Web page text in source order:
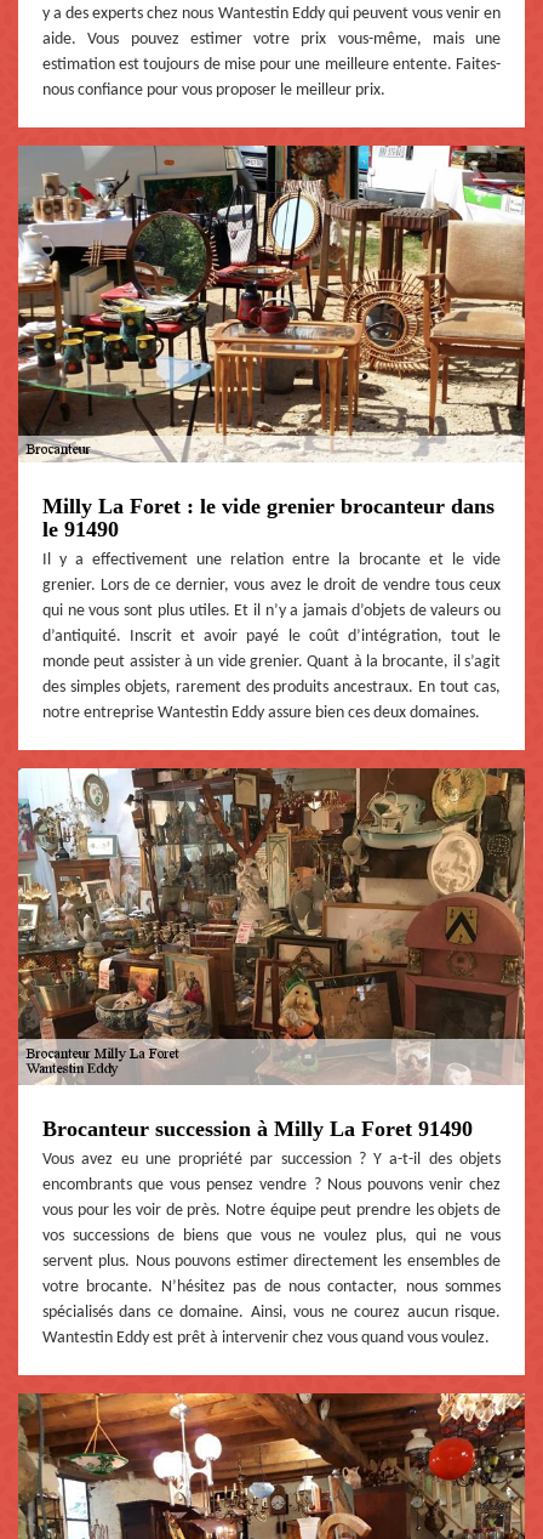
y a des experts chez nous Wantestin Eddy qui peuvent vous venir en
aide. Vous pouvez estimer votre prix vous-même, mais une
estimation est toujours de mise pour une meilleure entente. Faites-
nous confiance pour vous proposer le meilleur prix.
Milly La Foret : le vide grenier brocanteur dans
le 91490
Il y a effectivement une relation entre la brocante et le vide
grenier. Lors de ce dernier, vous avez le droit de vendre tous ceux
qui ne vous sont plus utiles. Et il n’y a jamais d’objets de valeurs ou
d’antiquité. Inscrit et avoir payé le coût d’intégration, tout le
monde peut assister à un vide grenier. Quant à la brocante, il s’agit
des simples objets, rarement des produits ancestraux. En tout cas,
notre entreprise Wantestin Eddy assure bien ces deux domaines.
Brocanteur succession à Milly La Foret 91490
Vous avez eu une propriété par succession ? Y a-t-il des objets
encombrants que vous pensez vendre ? Nous pouvons venir chez
vous pour les voir de près. Notre équipe peut prendre les objets de
vos successions de biens que vous ne voulez plus, qui ne vous
servent plus. Nous pouvons estimer directement les ensembles de
votre brocante. N’hésitez pas de nous contacter, nous sommes
spécialisés dans ce domaine. Ainsi, vous ne courez aucun risque.
Wantestin Eddy est prêt à intervenir chez vous quand vous voulez.